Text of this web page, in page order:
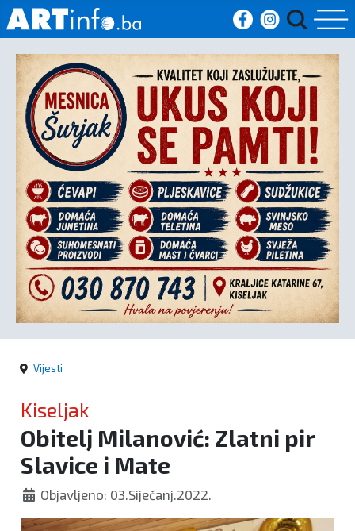
Početna
Vijesti
Sport
Kultura
Crna
kronika
Politika
Vijesti
Kiseljak
Obitelj Milanović: Zlatni pir
Slavice i Mate
Objavljeno: 03.Siječanj.2022.